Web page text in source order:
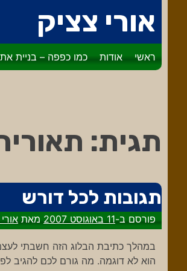
לתוכן
אורי צציק
ראשי אודות כמו כפפה – בניית
תגית:
תגובות לכל דורש
פורסם ב-11 באוגוסט 2007 מאת
במהלך כתיבת הבלוג הזה חשבתי
הוא לא דוגמה. מה גורם לכם להגיב